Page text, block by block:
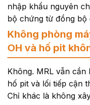
nhập khẩu nguyên
bộ chứng từ đồng bộ
Không phòng
OH và hố pit
Không. MRL vẫn
hố pit và lối tiếp cận
Chỉ khác là không